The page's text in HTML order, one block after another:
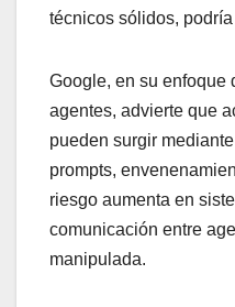
técnicos sólidos,
Google, en su enfoque
agentes, advierte que
pueden surgir
prompts,
riesgo aumenta en
comunicación entre
manipulada.